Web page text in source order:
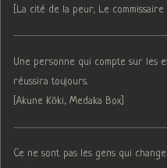
[La cité de la peur, Le commissaire
Une personne qui compte sur les
réussira toujours.
[Akune Kōki, Medaka Box]
Ce ne sont pas les gens qui